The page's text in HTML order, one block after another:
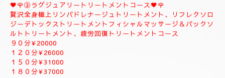
❖❖❖❖❖❖❖❖
②✨🌻メンテナンストリートメントコース🌻✨
大人のお客様のご自分のお体メンテナンストリートメントコース
になります。
全身極上リンパドレナージュトリートメント、リフレクソロジー
デトックストリートメント、フィシャルマッサージ＆パックよむ
ぎ蒸しトリートメント疲労回復トリートメントコース